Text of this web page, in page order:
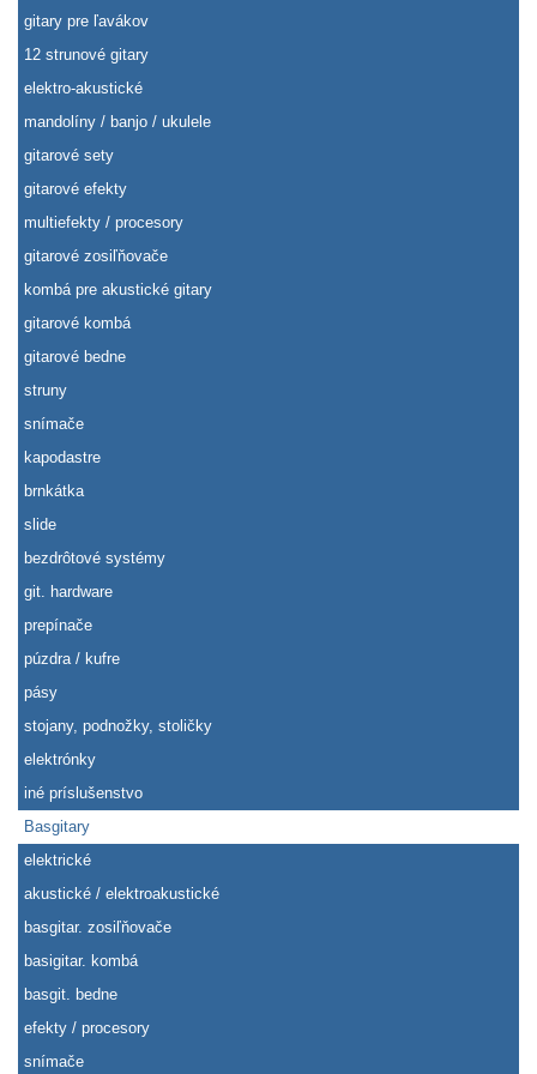
gitary pre ľavákov
12 strunové gitary
elektro-akustické
mandolíny / banjo / ukulele
gitarové sety
gitarové efekty
multiefekty / procesory
gitarové zosiľňovače
kombá pre akustické gitary
gitarové kombá
gitarové bedne
struny
snímače
kapodastre
brnkátka
slide
bezdrôtové systémy
git. hardware
prepínače
púzdra / kufre
pásy
stojany, podnožky, stoličky
elektrónky
iné príslušenstvo
Basgitary
elektrické
akustické / elektroakustické
basgitar. zosiľňovače
basigitar. kombá
basgit. bedne
efekty / procesory
snímače